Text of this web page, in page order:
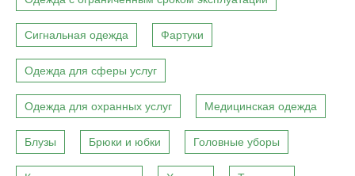
Сигнальная одежда Фартуки
Одежда для сферы услуг
Одежда для охранных услуг Медицинская одежда
Блузы Брюки и юбки Головные уборы